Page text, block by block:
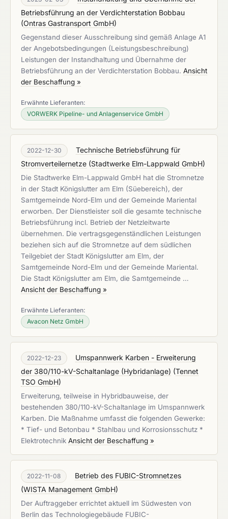
Betriebsführung an der Verdichterstation Bobbau
(Ontras Gastransport GmbH)
Gegenstand dieser Ausschreibung sind gemäß Anlage A1
der Angebotsbedingungen (Leistungsbeschreibung)
Leistungen der Instandhaltung und Übernahme der
Betriebsführung an der Verdichterstation Bobbau. Ansicht
der Beschaffung »
Erwähnte Lieferanten:
VORWERK Pipeline- und Anlagenservice GmbH
2022-12-30
Technische Betriebsführung für
Stromverteilernetze (Stadtwerke Elm-Lappwald GmbH)
Die Stadtwerke Elm-Lappwald GmbH hat die Stromnetze
in der Stadt Königslutter am Elm (Süebereich), der
Samtgemeinde Nord-Elm und der Gemeinde Mariental
erworben. Der Dienstleister soll die gesamte technische
Betriebsführung incl. Betrieb der Netzleitwarte
übernehmen. Die vertragsgegenständlichen Leistungen
beziehen sich auf die Stromnetze auf dem südlichen
Teilgebiet der Stadt Königslutter am Elm, der
Samtgemeinde Nord-Elm und der Gemeinde Mariental.
Die Stadt Königslutter am Elm, die Samtgemeinde …
Ansicht der Beschaffung »
Erwähnte Lieferanten:
Avacon Netz GmbH
2022-12-23
Umspannwerk Karben - Erweiterung
der 380/110-kV-Schaltanlage (Hybridanlage) (Tennet
TSO GmbH)
Erweiterung, teilweise in Hybridbauweise, der
bestehenden 380/110-kV-Schaltanlage im Umspannwerk
Karben. Die Maßnahme umfasst die folgenden Gewerke:
* Tief- und Betonbau * Stahlbau und Korrosionsschutz *
Elektrotechnik Ansicht der Beschaffung »
2022-11-08
Betrieb des FUBIC-Stromnetzes
(WISTA Management GmbH)
Der Auftraggeber errichtet aktuell im Südwesten von
Berlin das Technologiegebäude FUBIC-